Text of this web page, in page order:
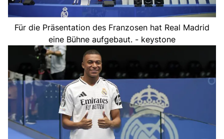
Für die Präsentation des Franzosen hat Real Madrid
eine Bühne aufgebaut. - keystone